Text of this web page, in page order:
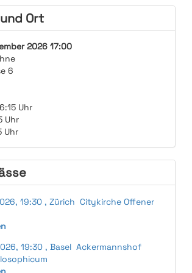
Ort
2026 17:00
6
Uhr
Uhr
Uhr
19:30 , Zürich Citykirche Offener
19:30 , Basel Ackermannshof